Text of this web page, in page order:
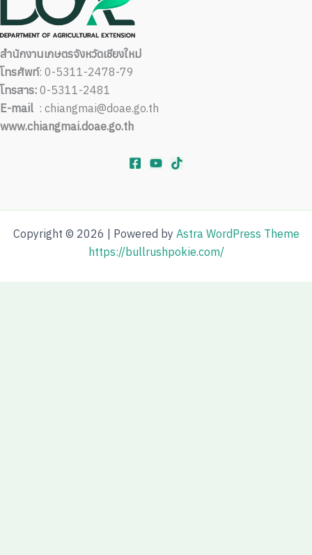
สำนักงานเกษตรจังหวัดเชียงใหม่
โทรศัพท์: 0-5311-2478-79
โทรสาร: 0-5311-2481
E-mail : chiangmai@doae.go.th
www.chiangmai.doae.go.th
Copyright © 2026 | Powered by Astra WordPress Theme
https://bullrushpokie.com/